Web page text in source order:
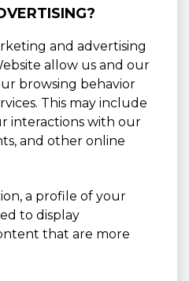
and advertising
allow us and our
browsing behavior
This may include
interactions with our
and other online
a profile of your
to display
that are more